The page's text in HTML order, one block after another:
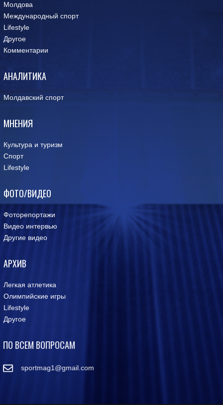
Молдова
Международный спорт
Lifestyle
Другое
Комментарии
АНАЛИТИКА
Молдавский спорт
МНЕНИЯ
Культура и туризм
Спорт
Lifestyle
ФОТО/ВИДЕО
Фоторепортажи
Видео интервью
Другие видео
АРХИВ
Легкая атлетика
Олимпийские игры
Lifestyle
Другое
ПО ВСЕМ ВОПРОСАМ
sportmag1@gmail.com